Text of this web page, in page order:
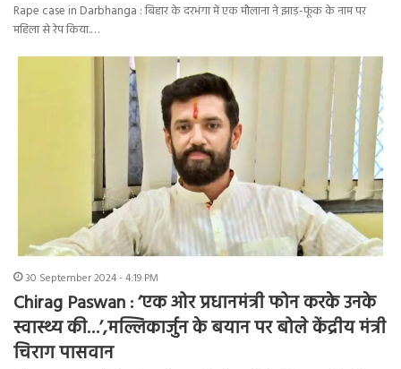
Rape case in Darbhanga : बिहार के दरभंगा में एक मौलाना ने झाड़-फूंक के नाम पर
महिला से रेप किया.…
30 September 2024 - 4:19 PM
Chirag Paswan : ‘एक ओर प्रधानमंत्री फोन करके उनके
स्वास्थ्य की…’,मल्लिकार्जुन के बयान पर बोले केंद्रीय मंत्री
चिराग पासवान